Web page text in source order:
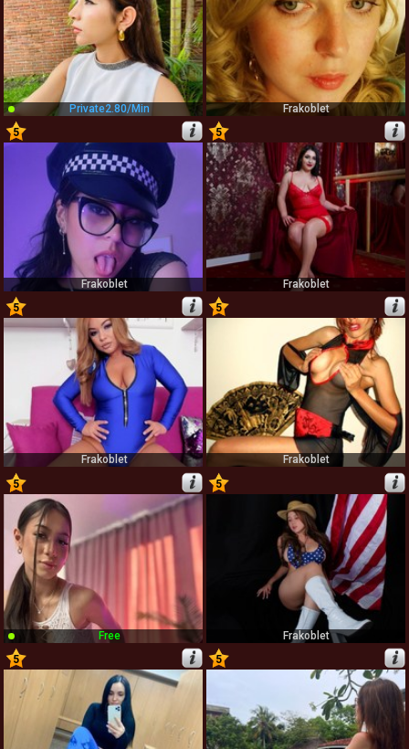
Private2.80/min
Frakoblet
5
53
Frakoblet
5
54
Frakoblet
5
55
Frakoblet
5
Frakoblet
5
Free
5
Frakoblet
5
5